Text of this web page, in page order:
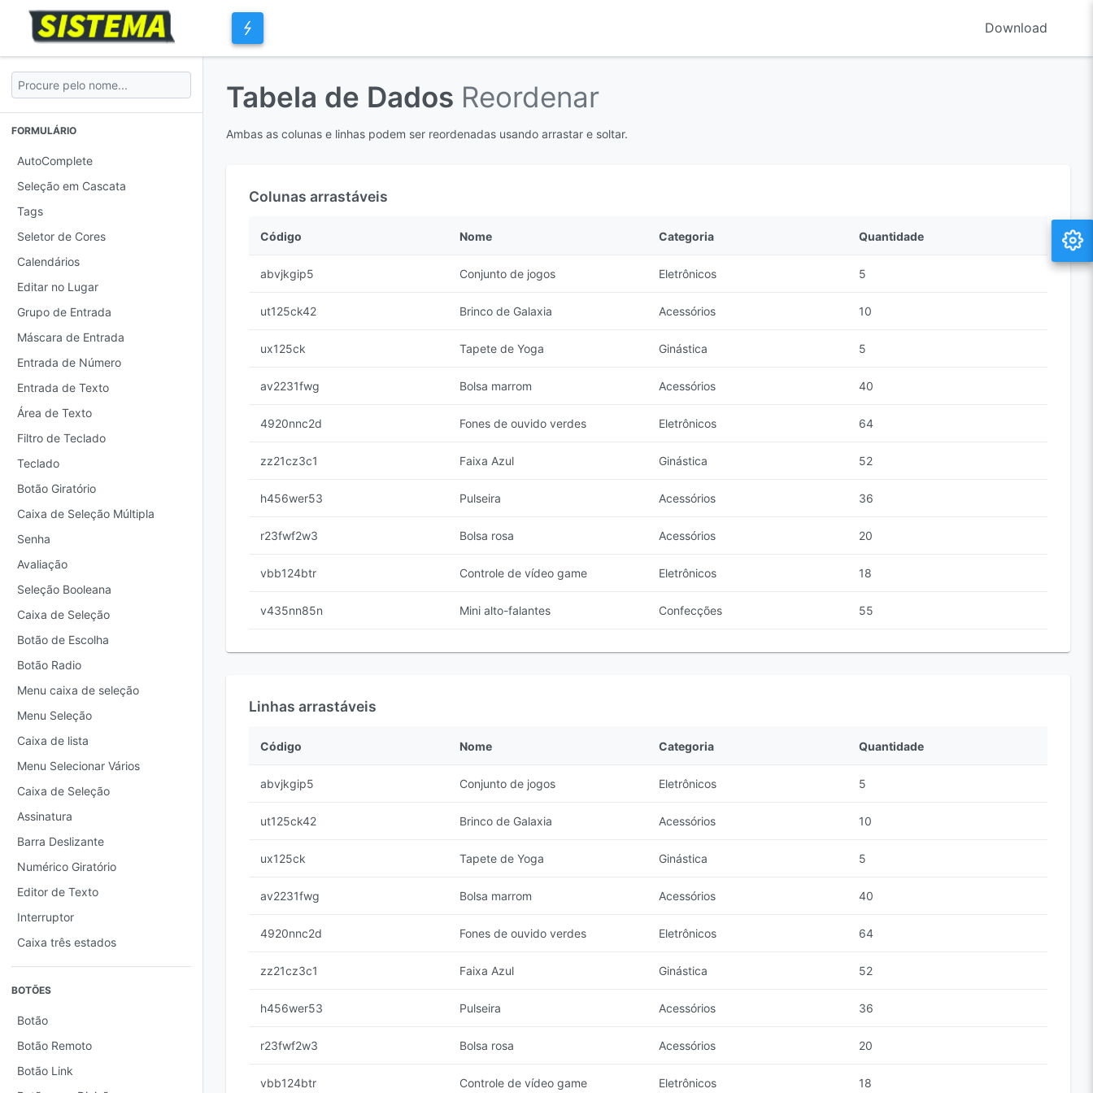
Download
FORMULÁRIO
AutoComplete
Seleção em Cascata
Tags
Seletor de Cores
Calendários
Editar no Lugar
Grupo de Entrada
Máscara de Entrada
Entrada de Número
Entrada de Texto
Área de Texto
Filtro de Teclado
Teclado
Botão Giratório
Caixa de Seleção Múltipla
Senha
Avaliação
Seleção Booleana
Caixa de Seleção
Botão de Escolha
Botão Radio
Menu caixa de seleção
Menu Seleção
Caixa de lista
Menu Selecionar Vários
Caixa de Seleção
Assinatura
Barra Deslizante
Numérico Giratório
Editor de Texto
Interruptor
Caixa três estados
BOTÕES
Botão
Botão Remoto
Botão Link
Tabela de Dados Reordenar
Ambas as colunas e linhas podem ser reordenadas usando arrastar e soltar.
Colunas arrastáveis
Código Nome Categoria Quantidade
abvjkgip5 Conjunto de jogos Eletrônicos 5
ut125ck42 Brinco de Galaxia Acessórios 10
ux125ck Tapete de Yoga Ginástica 5
av2231fwg Bolsa marrom Acessórios 40
4920nnc2d Fones de ouvido verdes Eletrônicos 64
zz21cz3c1 Faixa Azul Ginástica 52
h456wer53 Pulseira Acessórios 36
r23fwf2w3 Bolsa rosa Acessórios 20
vbb124btr Controle de vídeo game Eletrônicos 18
v435nn85n Mini alto-falantes Confecções 55
Linhas arrastáveis
Código Nome Categoria Quantidade
abvjkgip5 Conjunto de jogos Eletrônicos 5
ut125ck42 Brinco de Galaxia Acessórios 10
ux125ck Tapete de Yoga Ginástica 5
av2231fwg Bolsa marrom Acessórios 40
4920nnc2d Fones de ouvido verdes Eletrônicos 64
zz21cz3c1 Faixa Azul Ginástica 52
h456wer53 Pulseira Acessórios 36
r23fwf2w3 Bolsa rosa Acessórios 20
vbb124btr Controle de vídeo game Eletrônicos 18